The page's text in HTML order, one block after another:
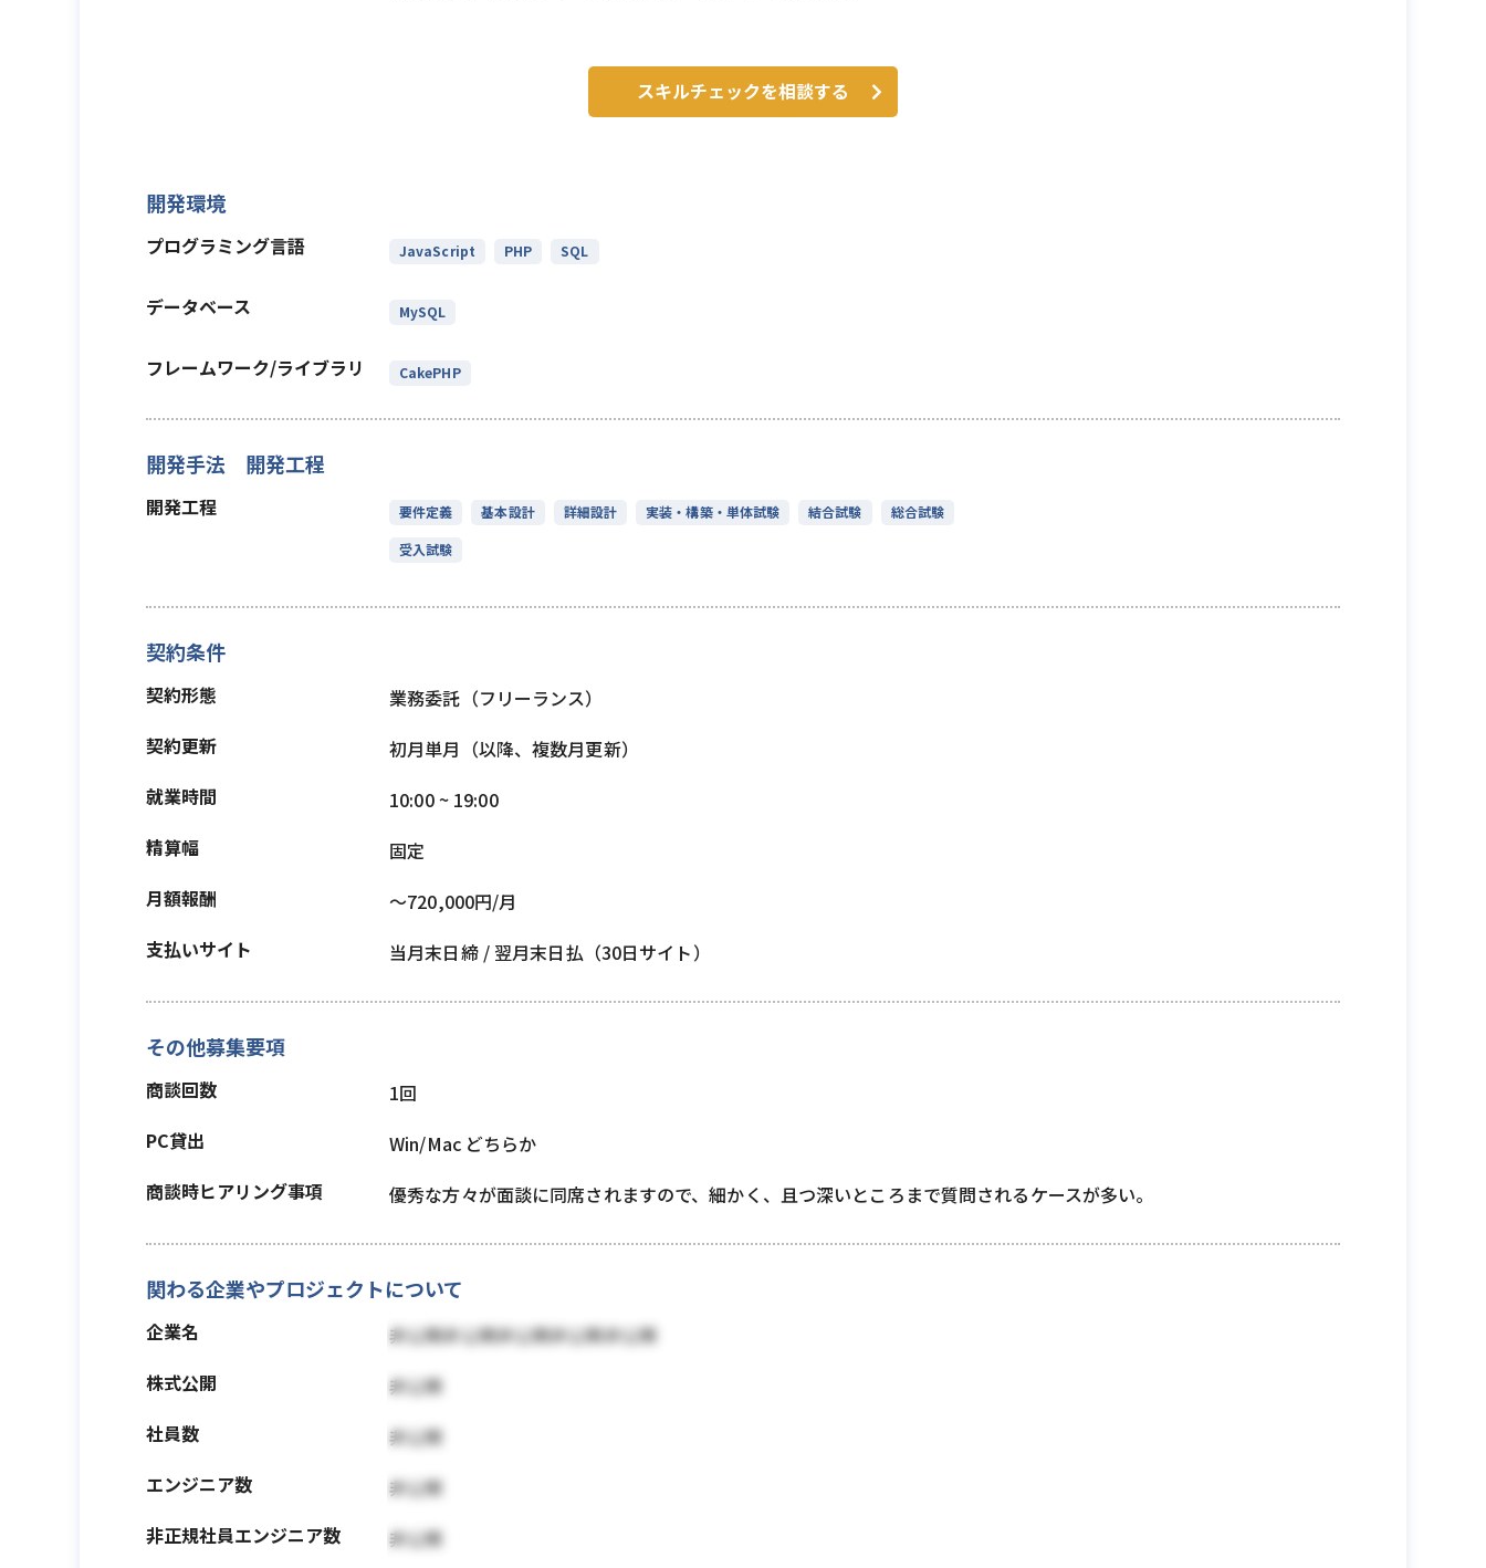
スキルチェックを相談する
開発環境
プログラミング言語 JavaScript PHP SQL
データベース MySQL
フレームワーク/ライブラリ CakePHP
開発手法 開発工程
開発工程 要件定義 基本設計 詳細設計 実装・構築・単体試験 結合試験
総合試験
受入試験
契約条件
契約形態
業務委託（フリーランス）
契約更新
初月単月（以降、複数月更新）
就業時間
10:00 ~ 19:00
精算幅
固定
月額報酬
〜720,000円/月
支払いサイト
当月末日締 / 翌月末日払（30日サイト）
その他募集要項
商談回数
1回
PC貸出
Win/Mac どちらか
商談時ヒアリング事項
優秀な方々が面談に同席されますので、細かく、且つ深いところまで質問されるケースが多い。
関わる企業やプロジェクトについて
企業名
非公開非公開非公開非公開非公開
株式公開
非公開
社員数
非公開
エンジニア数
非公開
非正規社員エンジニア数
非公開